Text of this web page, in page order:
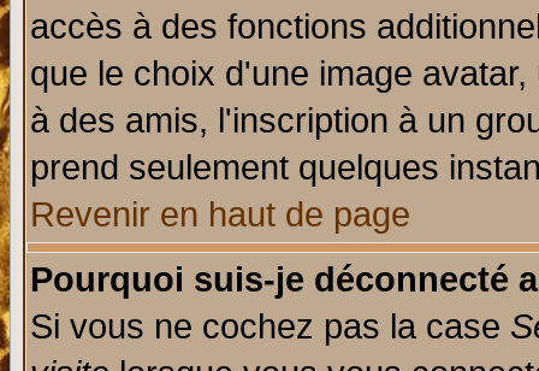
accès à des fonctions
que le choix d'une image
à des amis, l'inscription à un
prend seulement quelques
Revenir en haut de page
Pourquoi suis-je déconnecté
Si vous ne cochez pas la case